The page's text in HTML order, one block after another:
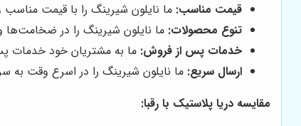
قیمت مناسب: ما نایلون شیرینگ را با قیمت
تنوع محصولات: ما نایلون شیرینگ را در ضخامت‌ها و
خدمات پس از فروش: ما به مشتریان خود خدمات
ارسال سریع: ما نایلون شیرینگ را در اسرع وقت به
مقایسه دریا پلاستیک با رقبا: